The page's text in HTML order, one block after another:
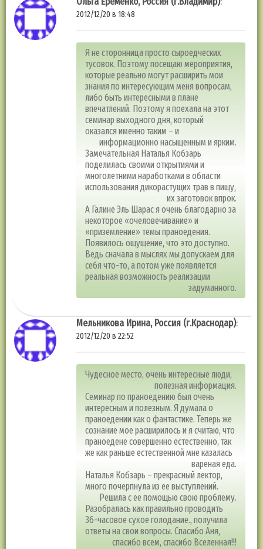
2012/12/20 в 18:48
Я не сторонница просто сыроедческих
тусовок. Поэтому посещаю мероприятия,
которые реально могут расширить мои
знания по интересующим меня вопросам,
либо быть интересными в плане
впечатлений. Поэтому я поехала на этот
семинар выходного дня, который
оказался именно таким – и
информационно насыщенным и ярким.
Замечательная Наталья Кобзарь
поделилась своими открытиями и
многолетними наработками в области
использования дикорастущих трав в пищу,
их заготовок впрок.
А Галине Эль Шарас я очень благодарно за
некоторое «очеловечивание» и
«приземление» темы праноедения.
Появилось ощущение, что это доступно.
Ведь сначала в мыслях мы допускаем для
себя что-то, а потом уже появляется
реальная возможность реализации
задуманного.
Мельникова Ирина, Россия (г.Краснодар):
2012/12/20 в 22:52
Чудесное место, очень интересные люди,
полезная информация.
Семинар по праноедению был очень
интересным и полезным. Я думала о
праноедении как о фантастике. Теперь же
сознание мое расширилось и я считаю, что
праноедене совершенно естественно, так
же как раньше естественной мне казалась
вареная еда.
Наталья Кобзарь – прекрасный лектор,
много почерпнула из ее выступлений.
Решила с ее помощью свою проблему.
Разобралась как правильно проводить
36-часовое сухое голодание., получила
ответы на свои вопросы. Спасибо Аня,
спасибо всем, спасибо Вселенная!!!